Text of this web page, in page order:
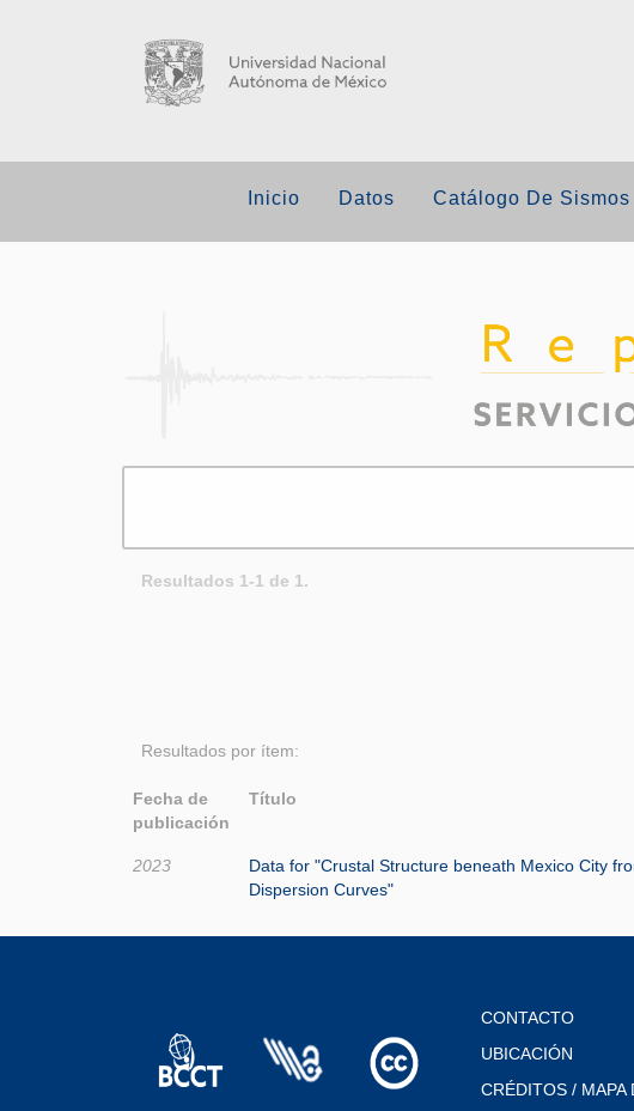
Inicio Datos Catálogo De Sismos
Resultados 1-1 de 1.
Resultados por ítem:
Fecha de
publicación
Título
2023
Data for "Crustal Structure beneath Mexico City
Dispersion Curves"
CONTACTO
UBICACIÓN
CRÉDITOS / MAPA